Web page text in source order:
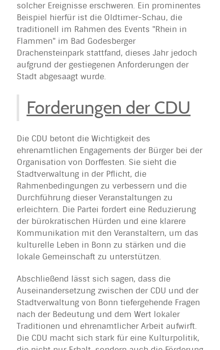
solcher Ereignisse erschweren. Ein prominentes
Beispiel hierfür ist die Oldtimer-Schau, die
traditionell im Rahmen des Events "Rhein in
Flammen" im Bad Godesberger
Drachensteinpark stattfand, dieses Jahr jedoch
aufgrund der gestiegenen Anforderungen der
Stadt abgesaagt wurde.
Forderungen der CDU
Die CDU betont die Wichtigkeit des
ehrenamtlichen Engagements der Bürger bei der
Organisation von Dorffesten. Sie sieht die
Stadtverwaltung in der Pflicht, die
Rahmenbedingungen zu verbessern und die
Durchführung dieser Veranstaltungen zu
erleichtern. Die Partei fordert eine Reduzierung
der bürokratischen Hürden und eine klarere
Kommunikation mit den Veranstaltern, um das
kulturelle Leben in Bonn zu stärken und die
lokale Gemeinschaft zu unterstützen.
Abschließend lässt sich sagen, dass die
Auseinandersetzung zwischen der CDU und der
Stadtverwaltung von Bonn tiefergehende Fragen
nach der Bedeutung und dem Wert lokaler
Traditionen und ehrenamtlicher Arbeit aufwirft.
Die CDU macht sich stark für eine Kulturpolitik,